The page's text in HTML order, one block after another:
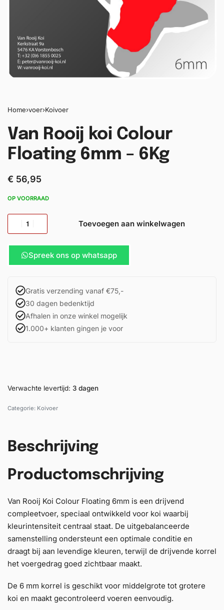
Home›voer›Koivoer
Van Rooij koi Colour
Floating 6mm – 6Kg
€ 56,95
OP VOORRAAD
Toevoegen aan winkelwagen
Spreek ons op whatsapp
Gratis verzending vanaf €75,-
30 dagen bedenktijd
Afhalen in onze winkel mogelijk
1.000+ klanten gingen je voor
Verwachte levertijd: 3 dagen
Categorie: Koivoer
Beschrijving
Productomschrijving
Van Rooij Koi Colour Floating 6mm is een drijvend
compleetvoer, speciaal ontwikkeld voor koi waarbij
kleurintensiteit centraal staat. De uitgebalanceerde
samenstelling ondersteunt een optimale conditie en
draagt bij aan levendige kleuren, terwijl de drijvende korrel
het voergedrag goed zichtbaar maakt.
De 6 mm korrel is geschikt voor middelgrote tot grotere
koi en maakt gecontroleerd voeren eenvoudig.